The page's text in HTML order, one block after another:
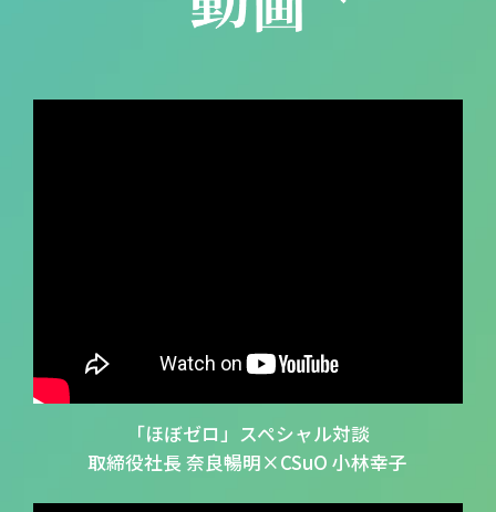
「ほぼゼロ」スペシャル対談
取締役社長 奈良暢明×CSuO 小林幸子